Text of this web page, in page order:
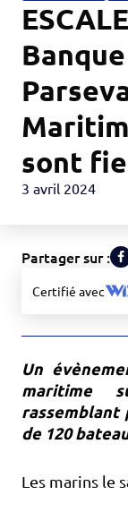
sont
3 avril 2024
Partager sur :
Certifié avec
Un
maritime
rassemblant
de 120
Les marins le